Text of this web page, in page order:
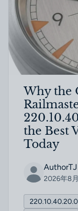
Why the
the Best
Today
AuthorTJ
2026年8